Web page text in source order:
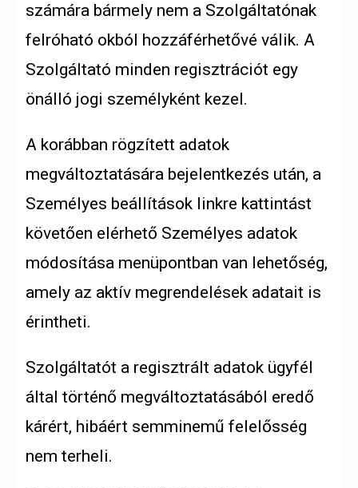
számára bármely nem a Szolgáltatónak
felróható okból hozzáférhetővé válik. A
Szolgáltató minden regisztrációt egy
önálló jogi személyként kezel.
A korábban rögzített adatok
megváltoztatására bejelentkezés után, a
Személyes beállítások linkre kattintást
követően elérhető Személyes adatok
módosítása menüpontban van lehetőség,
amely az aktív megrendelések adatait is
érintheti.
Szolgáltatót a regisztrált adatok ügyfél
által történő megváltoztatásából eredő
kárért, hibáért semminemű felelősség
nem terheli.